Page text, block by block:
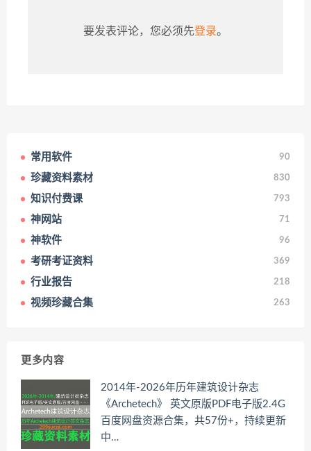
要发表评论，您必须先登录。
常用软件 90
珍藏资料素材 830
知识付费课 793
神网站 71
神软件 96
考研考证资料 369
行业报告 218
视频珍藏合集 263
更多内容
2014年-2026年历年建筑设计杂志
《Archetech》 英文原版PDF电子版2.4G
百度网盘资源合集，共57份+，持续更新
中…